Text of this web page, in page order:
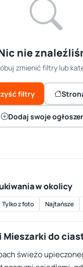
nie
zmienić filtry lub
filtry
Dodaj swoje
w okolicy
Tylko z foto Najtańsze
Mieszarki do
świeżo